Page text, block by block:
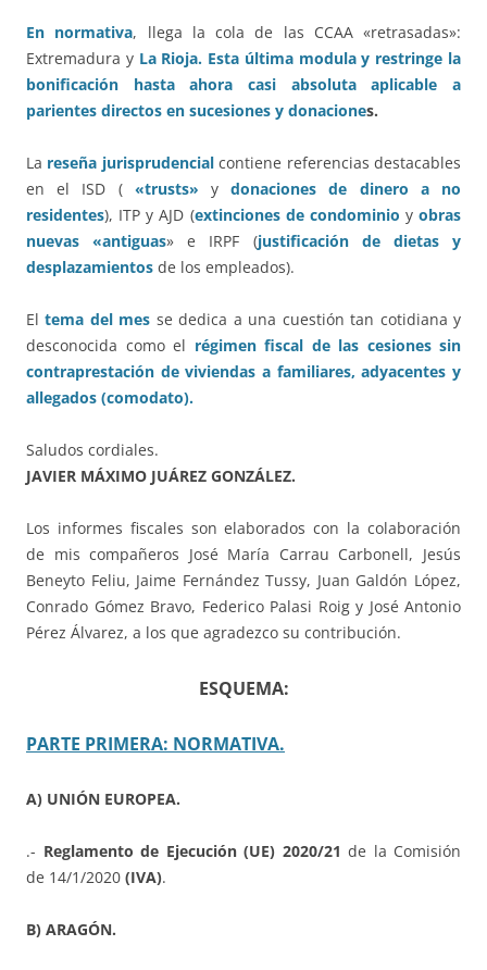
En normativa, llega la cola de las CCAA «retrasadas»:
Extremadura y La Rioja. Esta última modula y restringe la
bonificación hasta ahora casi absoluta aplicable a
parientes directos en sucesiones y donaciones.
La reseña jurisprudencialcontiene referencias destacables
en el ISD ( «trusts» y donaciones de dinero a no
residentes), ITP y AJD (extinciones de condominio y obras
nuevas «antiguas» e IRPF (justificación de dietas y
desplazamientos de los empleados).
Eltema del mes se dedica a una cuestión tan cotidiana y
desconocida como el régimen fiscal de las cesiones sin
contraprestación de viviendas a familiares, adyacentes y
allegados (comodato).
Saludos cordiales.
JAVIER MÁXIMO JUÁREZ GONZÁLEZ.
Los informes fiscales son elaborados con la colaboración
de mis compañeros José María Carrau Carbonell, Jesús
Beneyto Feliu, Jaime Fernández Tussy, Juan Galdón López,
Conrado Gómez Bravo, Federico Palasi Roig y José Antonio
Pérez Álvarez, a los que agradezco su contribución.
ESQUEMA:
PARTE PRIMERA: NORMATIVA.
A) UNIÓN EUROPEA.
.- Reglamento de Ejecución (UE) 2020/21 de la Comisión
de 14/1/2020 (IVA).
B) ARAGÓN.